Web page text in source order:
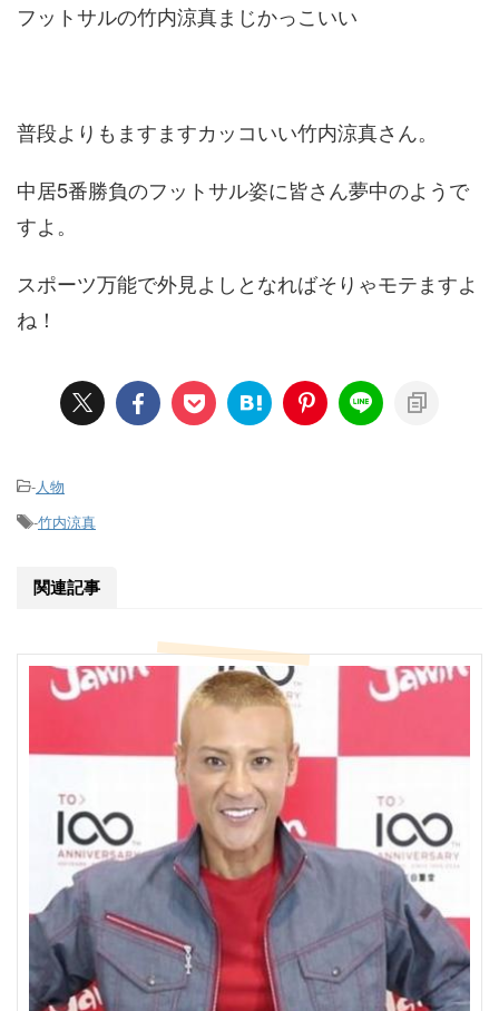
フットサルの竹内涼真まじかっこいい
普段よりもますますカッコいい竹内涼真さん。
中居5番勝負のフットサル姿に皆さん夢中のようで
すよ。
スポーツ万能で外見よしとなればそりゃモテますよ
ね！
-人物
-竹内涼真
関連記事